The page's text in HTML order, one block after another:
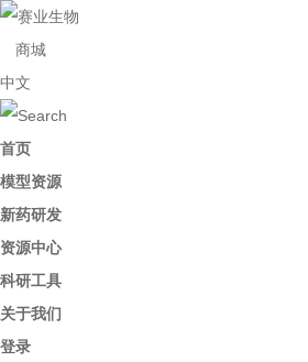
商城
中文
首页
模型资源
新药研发
资源中心
科研工具
关于我们
登录